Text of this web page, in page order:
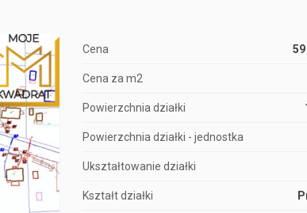
Cena 59
Cena za m2
Powierzchnia działki
Powierzchnia działki - jednostka
Ukształtowanie działki
Kształt działki